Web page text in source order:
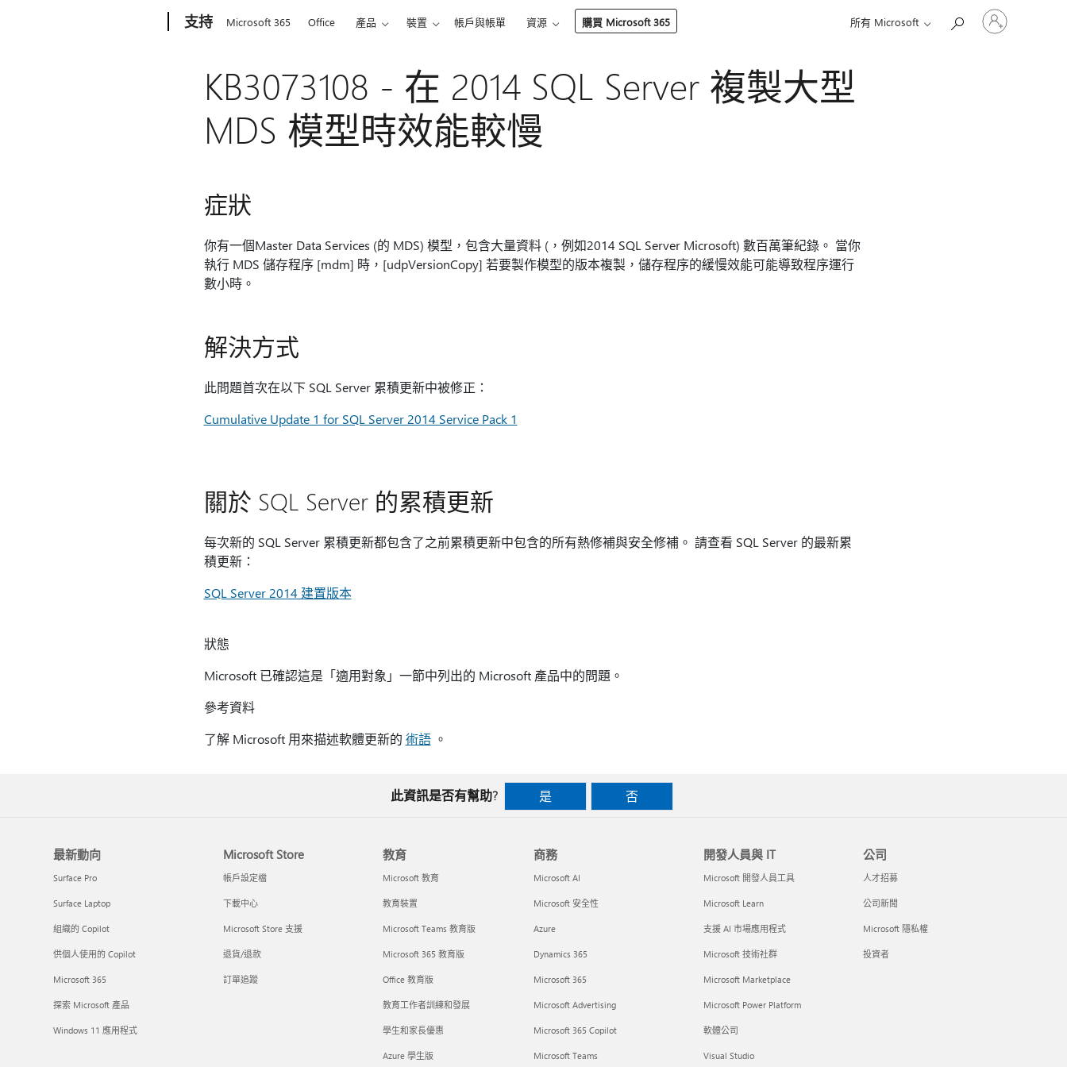
支持 Microsoft 365 Office 產品 裝置 帳戶與帳單 資源 購買 Microsoft 365 所有 Microsoft
登
入
KB3073108 - 在 2014 SQL Server 複製大型
MDS 模型時效能較慢
症狀
你有一個Master Data Services (的 MDS) 模型，包含大量資料 (，例如2014 SQL Server Microsoft) 數百萬筆紀錄。 當你
執行 MDS 儲存程序 [mdm] 時，[udpVersionCopy] 若要製作模型的版本複製，儲存程序的緩慢效能可能導致程序運行
數小時。
解決方式
此問題首次在以下 SQL Server 累積更新中被修正：
Cumulative Update 1 for SQL Server 2014 Service Pack 1
關於 SQL Server 的累積更新
每次新的 SQL Server 累積更新都包含了之前累積更新中包含的所有熱修補與安全修補。 請查看 SQL Server 的最新累
積更新：
SQL Server 2014 建置版本
狀態
Microsoft 已確認這是「適用對象」一節中列出的 Microsoft 產品中的問題。
參考資料
了解 Microsoft 用來描述軟體更新的 術語。
此資訊是否有幫助? 是 否
最新動向
Surface Pro
Surface Laptop
組織的 Copilot
供個人使用的 Copilot
Microsoft 365
探索 Microsoft 產品
Windows 11 應用程式
Microsoft Store
帳戶設定檔
下載中心
Microsoft Store 支援
退貨/退款
訂單追蹤
教育
Microsoft 教育
教育裝置
Microsoft Teams 教育版
Microsoft 365 教育版
Office 教育版
教育工作者訓練和發展
學生和家長優惠
Azure 學生版
商務
Microsoft AI
Microsoft 安全性
Azure
Dynamics 365
Microsoft 365
Microsoft Advertising
Microsoft 365 Copilot
Microsoft Teams
開發人員與 IT
Microsoft 開發人員工具
Microsoft Learn
支援 AI 市場應用程式
Microsoft 技術社群
Microsoft Marketplace
Microsoft Power Platform
軟體公司
Visual Studio
公司
人才招募
公司新聞
Microsoft 隱私權
投資者